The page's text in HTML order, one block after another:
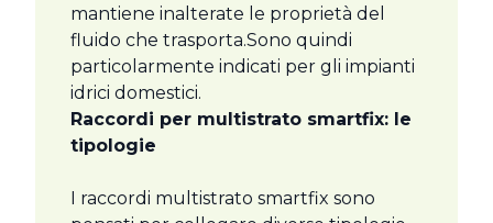
mantiene inalterate le proprietà del
fluido che trasporta.Sono quindi
particolarmente indicati per gli impianti
idrici domestici.
Raccordi per multistrato smartfix: le
tipologie
I raccordi multistrato smartfix sono